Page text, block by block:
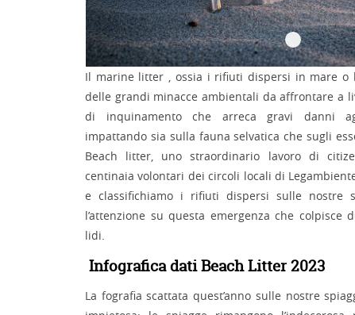
Il marine litter , ossia i rifiuti dispersi in mare o
delle grandi minacce ambientali da affrontare a
di inquinamento che arreca gravi danni
impattando sia sulla fauna selvatica che sugli
Beach litter, uno straordinario lavoro di
centinaia volontari dei circoli locali di
e classifichiamo i rifiuti dispersi sulle nostre
l’attenzione su questa emergenza che colpisce
lidi.
Infografica dati Beach Litter 2023
La fografia scattata quest’anno sulle nostre